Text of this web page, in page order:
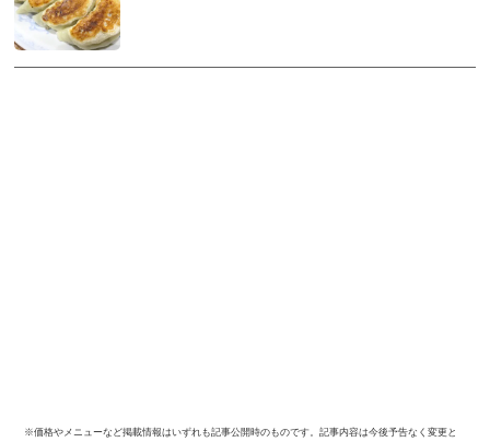
※価格やメニューなど掲載情報はいずれも記事公開時のものです。記事内容は今後予告なく変更と